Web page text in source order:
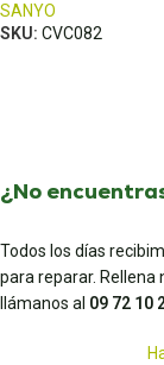
SANYO
SKU: CVC082
¿No
Todos los días
para reparar.
llámanos al 09 72 10